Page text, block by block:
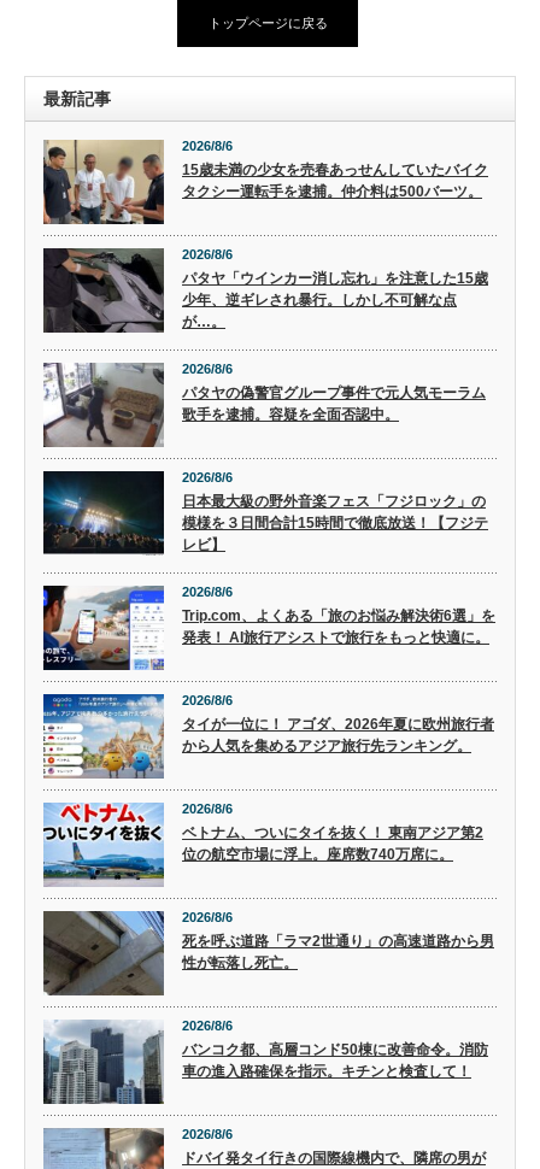
トップページに戻る
最新記事
2026/8/6
15歳未満の少女を売春あっせんしていたバイク
タクシー運転手を逮捕。仲介料は500バーツ。
2026/8/6
パタヤ「ウインカー消し忘れ」を注意した15歳
少年、逆ギレされ暴行。しかし不可解な点
が…。
2026/8/6
パタヤの偽警官グループ事件で元人気モーラム
歌手を逮捕。容疑を全面否認中。
2026/8/6
日本最大級の野外音楽フェス「フジロック」の
模様を３日間合計15時間で徹底放送！【フジテ
レビ】
2026/8/6
Trip.com、よくある「旅のお悩み解決術6選」を
発表！ AI旅行アシストで旅行をもっと快適に。
2026/8/6
タイが一位に！ アゴダ、2026年夏に欧州旅行者
から人気を集めるアジア旅行先ランキング。
2026/8/6
ベトナム、ついにタイを抜く！ 東南アジア第2
位の航空市場に浮上。座席数740万席に。
2026/8/6
死を呼ぶ道路「ラマ2世通り」の高速道路から男
性が転落し死亡。
2026/8/6
バンコク都、高層コンド50棟に改善命令。消防
車の進入路確保を指示。キチンと検査して！
2026/8/6
ドバイ発タイ行きの国際線機内で、隣席の男が